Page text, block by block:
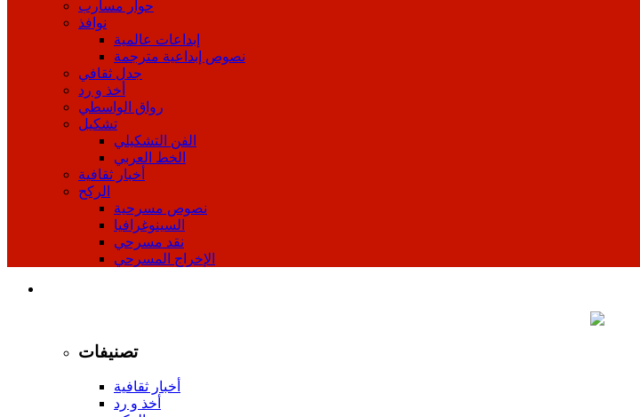
حوار مسارب
نوافذ
إبداعات عالمية
نصوص إبداعية مترجمة
جدل ثقافي
أخذ و رد
رواق الواسطي
تشكيل
الفن التشكيلي
الخط العربي
أخبار ثقافية
الركح
نصوص مسرحية
السينوغرافيا
نقد مسرحي
الإخراج المسرحي
تصنيفات
أخبار ثقافية
أخذ و رد